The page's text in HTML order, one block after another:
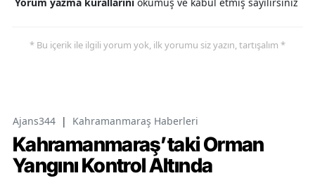
* Bu içerik ile ilgili yorum yok, ilk yorumu siz yazın, tartışalım *
Ajans344 | Kahramanmaraş Haberleri
Kahramanmaraş’taki Orman
Yangını Kontrol Altında